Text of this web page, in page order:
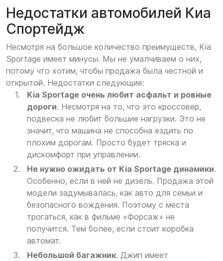
Недостатки автомобилей Киа
Спортейдж
Несмотря на большое количество преимуществ, Kia
Sportage имеет минусы. Мы не умалчиваем о них,
потому что хотим, чтобы продажа была честной и
открытой. Недостатки следующие:
Kia Sportage очень любит асфальт и ровные
дороги. Несмотря на то, что это кроссовер,
подвеска не любит большие нагрузки. Это не
значит, что машина не способна ездить по
плохим дорогам. Просто будет тряска и
дискомфорт при управлении.
Не нужно ожидать от Kia Sportage динамики.
Особенно, если в ней не дизель. Продажа этой
модели задумывалась, как авто для семьи и
безопасного вождения. Поэтому с места
трогаться, как в фильме «Форсаж» не
получится. Тем более, если стоит коробка
автомат.
Небольшой багажник. Джип имеет